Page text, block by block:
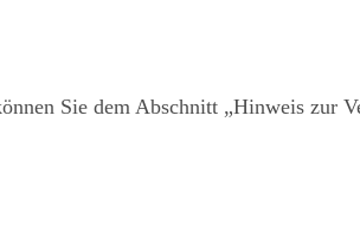
Sie dem Abschnitt „Hinweis zur